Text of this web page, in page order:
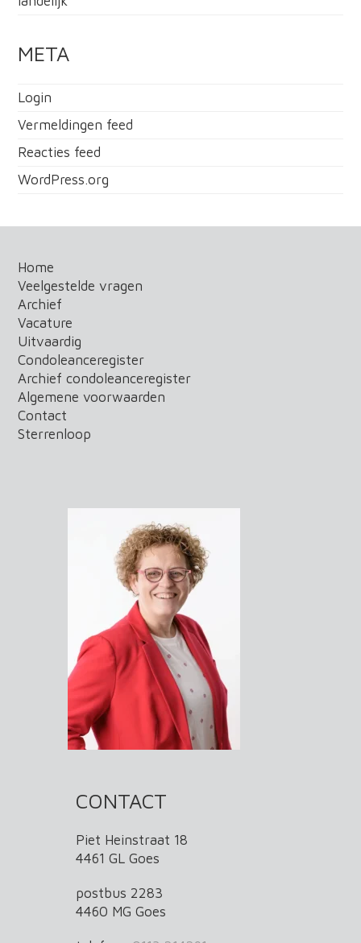
META
Login
Vermeldingen feed
Reacties feed
WordPress.org
Home
Veelgestelde vragen
Archief
Vacature
Uitvaardig
Condoleanceregister
Archief condoleanceregister
Algemene voorwaarden
Contact
Sterrenloop
CONTACT
Piet Heinstraat 18
4461 GL Goes
postbus 2283
4460 MG Goes